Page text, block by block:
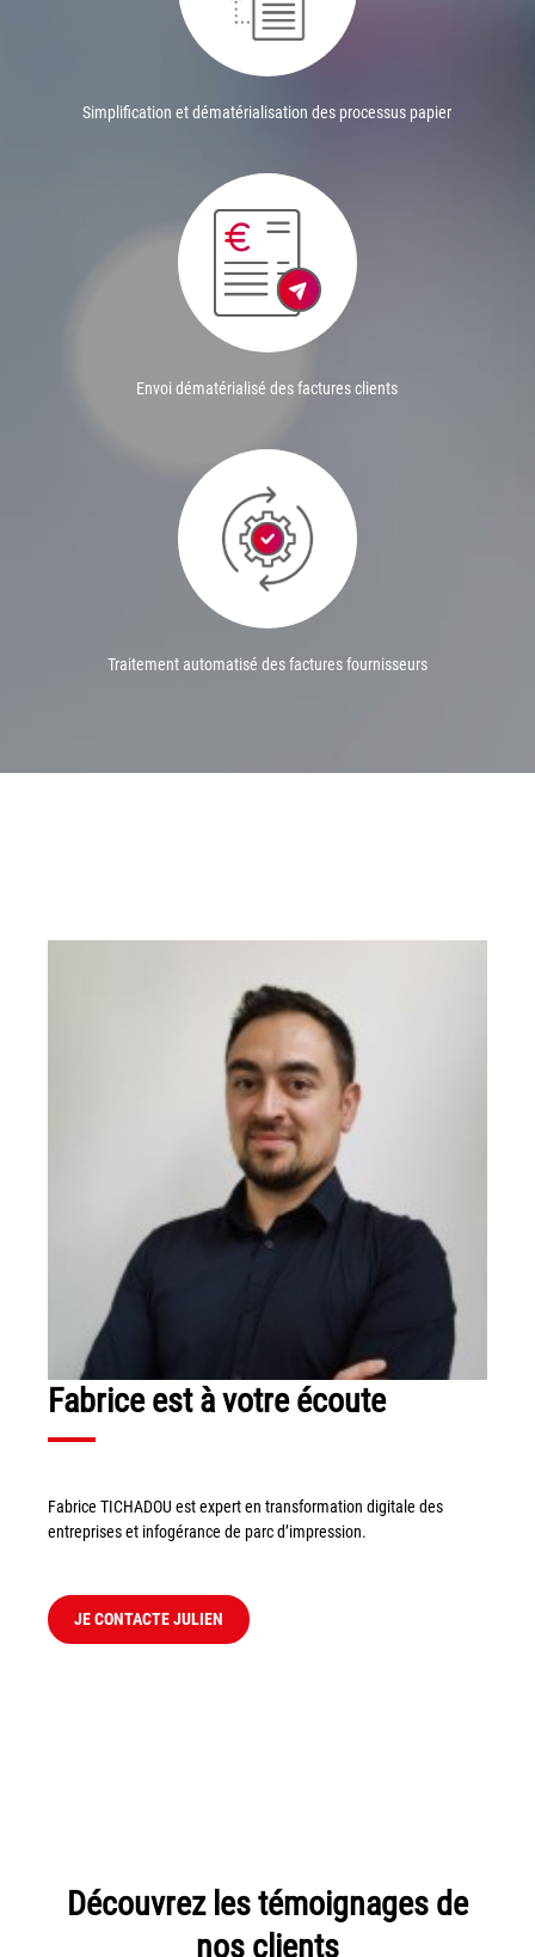
Simplification et dématérialisation des processus papier
Envoi dématérialisé des factures clients
Traitement automatisé des factures fournisseurs
Fabrice est à votre écoute
Fabrice TICHADOU est expert en transformation digitale des
entreprises et infogérance de parc d’impression.
JE CONTACTE JULIEN
Découvrez les témoignages de
nos clients